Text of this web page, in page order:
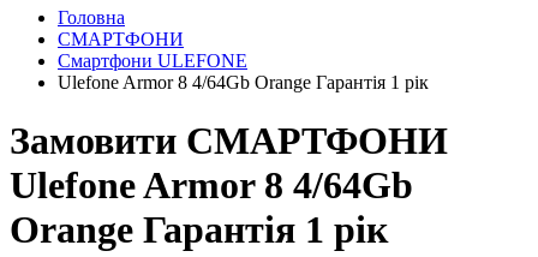
Головна
СМАРТФОНИ
Смартфони ULEFONE
Ulefone Armor 8 4/64Gb Orange Гарантія 1 рік
Замовити СМАРТФОНИ
Ulefone Armor 8 4/64Gb
Orange Гарантія 1 рік